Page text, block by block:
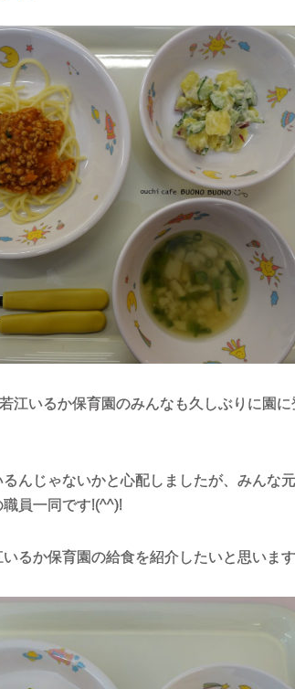
江いるか保育園のみんなも久しぶりに園に
んじゃないかと心配しましたが、みんな
員一同です!(^^)!
るか保育園の給食を紹介したいと思いま